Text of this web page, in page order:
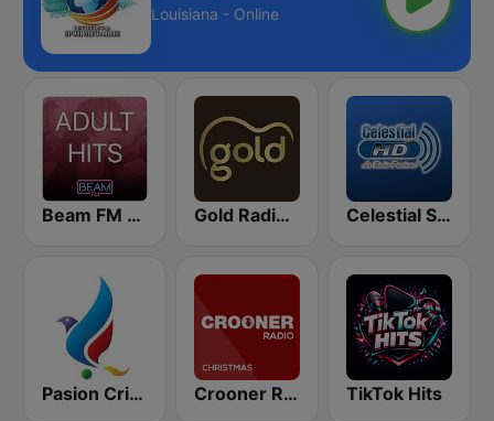
Louisiana - Online
Beam FM - Adult Hits Gold Radio UK Celestial Stereo
Pasion Cristiana Crooner Radio Christmas TikTok Hits